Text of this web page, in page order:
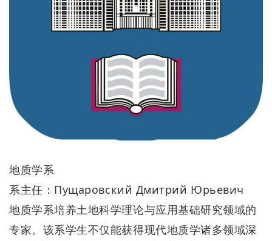
地质学系
系主任：Пущаровский Дмитрий Юрьевич
地质学系培养土地科学理论与应用基础研究领域的
专家。该系学生不仅能获得现代地质学诸多领域深